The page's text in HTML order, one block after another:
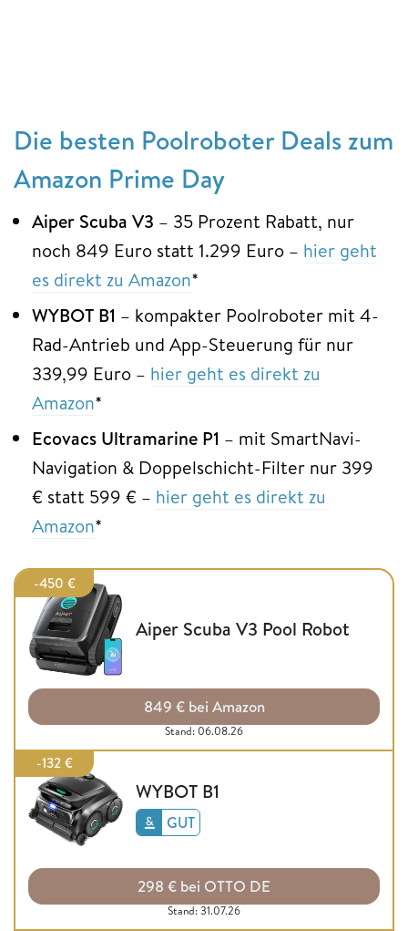
Die besten Poolroboter Deals zum
Amazon Prime Day
Aiper Scuba V3 – 35 Prozent Rabatt, nur
noch 849 Euro statt 1.299 Euro – hier geht
es direkt zu Amazon*
WYBOT B1 – kompakter Poolroboter mit 4-
Rad-Antrieb und App-Steuerung für nur
339,99 Euro – hier geht es direkt zu
Amazon*
Ecovacs Ultramarine P1 – mit SmartNavi-
Navigation & Doppelschicht-Filter nur 399
€ statt 599 € – hier geht es direkt zu
Amazon*
-450 €
Aiper Scuba V3 Pool Robot
849 € bei Amazon
Stand: 06.08.26
-132 €
WYBOT B1
GUT
298 € bei OTTO DE
Stand: 31.07.26